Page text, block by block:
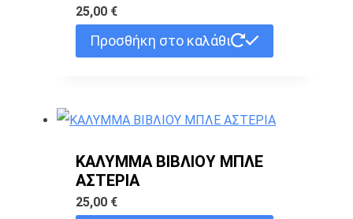
25,00 €
Προσθήκη στο καλάθι
ΚΑΛΥΜΜΑ ΒΙΒΛΙΟΥ ΜΠΛΕ
ΑΣΤΕΡΙΑ
25,00 €